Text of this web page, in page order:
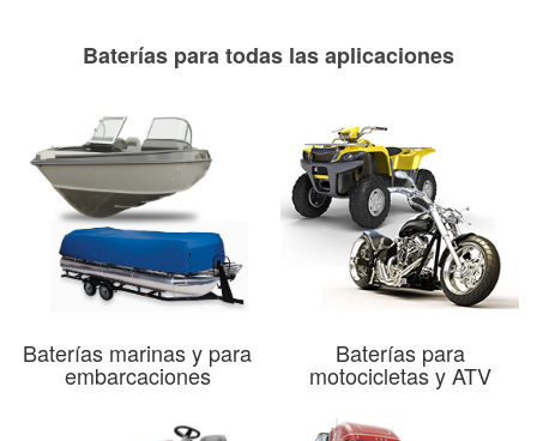
Baterías para todas las aplicaciones
Baterías marinas y para
embarcaciones
Baterías para
motocicletas y ATV